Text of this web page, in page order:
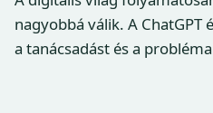
nagyobbá válik. A
a tanácsadást és a